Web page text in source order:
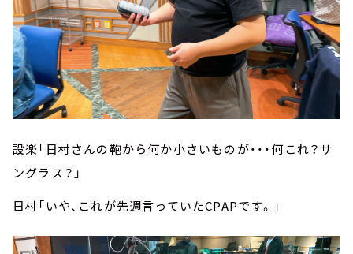
設楽「日村さんの鞄から何か小さいものが・・・何これ？サ
ングラス？」
日村「いや、これが先週言っていたCPAPです。」